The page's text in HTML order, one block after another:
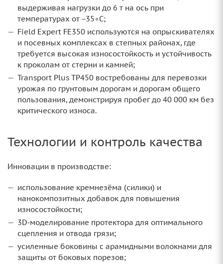
выдерживая нагрузки до 6 т на ось при
температурах от −35∘C;
Field Expert FE350 используются на опрыскивателях
и посевных комплексах в степных районах, где
требуется высокая износостойкость и устойчивость
к проколам от стерни и камней;
Transport Plus TP450 востребованы для перевозки
урожая по грунтовым дорогам и дорогам общего
пользования, демонстрируя пробег до 40 000 км без
критического износа.
Технологии и контроль качества
Инновации в производстве:
использование кремнезёма (силики) и
нанокомпозитных добавок для повышения
износостойкости;
3D‑моделирование протектора для оптимального
сцепления и отвода грязи;
усиленные боковины с арамидными волокнами для
защиты от боковых порезов;